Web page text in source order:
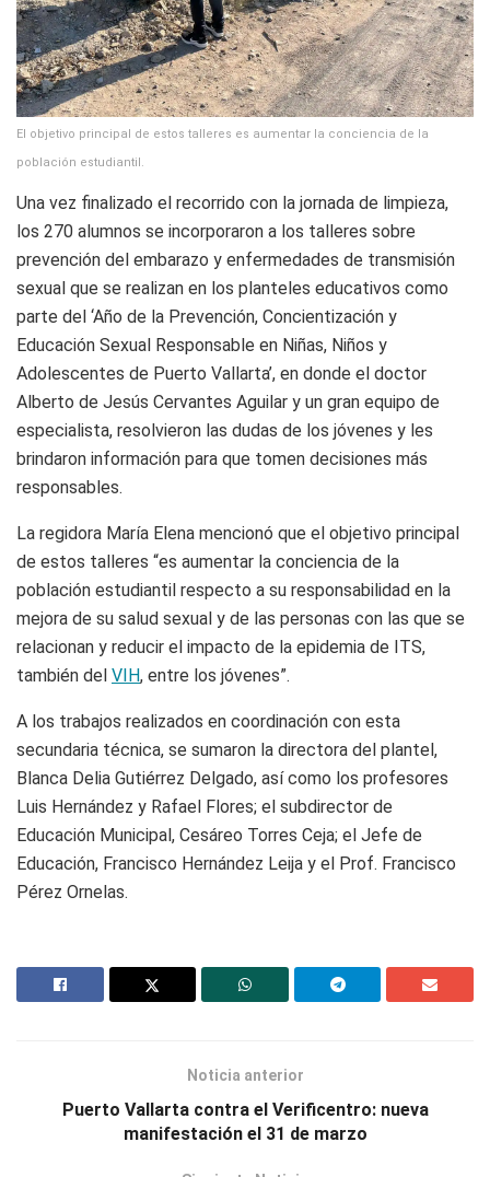
El objetivo principal de estos talleres es aumentar la conciencia de la
población estudiantil.
Una vez finalizado el recorrido con la jornada de limpieza,
los 270 alumnos se incorporaron a los talleres sobre
prevención del embarazo y enfermedades de transmisión
sexual que se realizan en los planteles educativos como
parte del ‘Año de la Prevención, Concientización y
Educación Sexual Responsable en Niñas, Niños y
Adolescentes de Puerto Vallarta’, en donde el doctor
Alberto de Jesús Cervantes Aguilar y un gran equipo de
especialista, resolvieron las dudas de los jóvenes y les
brindaron información para que tomen decisiones más
responsables.
La regidora María Elena mencionó que el objetivo principal
de estos talleres “es aumentar la conciencia de la
población estudiantil respecto a su responsabilidad en la
mejora de su salud sexual y de las personas con las que se
relacionan y reducir el impacto de la epidemia de ITS,
también del VIH, entre los jóvenes”.
A los trabajos realizados en coordinación con esta
secundaria técnica, se sumaron la directora del plantel,
Blanca Delia Gutiérrez Delgado, así como los profesores
Luis Hernández y Rafael Flores; el subdirector de
Educación Municipal, Cesáreo Torres Ceja; el Jefe de
Educación, Francisco Hernández Leija y el Prof. Francisco
Pérez Ornelas.
Noticia anterior
Puerto Vallarta contra el Verificentro: nueva
manifestación el 31 de marzo